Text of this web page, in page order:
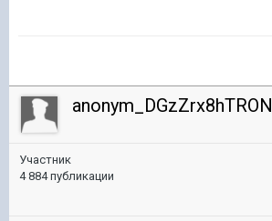
anonym_DGzZrx8hTRON
Участник
4 884 публикации